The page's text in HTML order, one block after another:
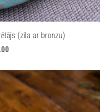
(zila ar bronzu)